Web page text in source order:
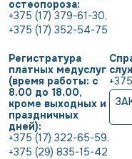
остеопороза:
+375 (17) 379-61-30,
+375 (17) 352-54-75
Регистратура
платных медуслуг
(время работы: с
8.00 до 18.00,
кроме выходных и
праздничных
дней):
+375 (17) 322-65-59,
+375 (29) 835-15-42